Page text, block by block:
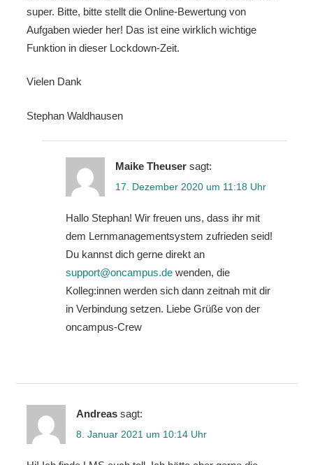
super. Bitte, bitte stellt die Online-Bewertung von
Aufgaben wieder her! Das ist eine wirklich wichtige
Funktion in dieser Lockdown-Zeit.
Vielen Dank
Stephan Waldhausen
Maike Theuser sagt:
17. Dezember 2020 um 11:18 Uhr
Hallo Stephan! Wir freuen uns, dass ihr mit
dem Lernmanagementsystem zufrieden seid!
Du kannst dich gerne direkt an
support@oncampus.dewenden, die
Kolleg:innen werden sich dann zeitnah mit dir
in Verbindung setzen. Liebe Grüße von der
oncampus-Crew
Andreas sagt:
8. Januar 2021 um 10:14 Uhr